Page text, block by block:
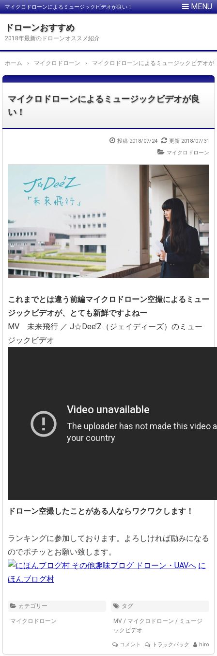
マイクロドローンによるミュージックビデオが良い！
ドローンおすすめ
2018年最新のドローンオススメ紹介
ホーム › マイクロドローン › マイクロドローンによるミュージックビデオが
マイクロドローンによるミュージックビデオが良
い！
投稿 2018/07/24 更新 2018/07/31
マイクロドローン
これまでとは違う前編マイクロドローン空撮によるミュー
ジックビデオが、とても新鮮ですよねー
MV 未来飛行 ／ J☆Dee’Z（ジェイディーズ）のミュー
ジックビデオ
ドローン空撮したことがある人ならワクワクします！
ランキングに参加しております。よろしければ励みになる
のでポチッとお願い致します。
に
ほんブログ村
カテゴリー
マイクロドローン
タグ
MV / マイクロドローン / ミュージ
ックビデオ
コメント トラックバック hiro